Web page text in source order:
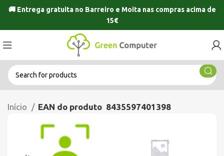
🚚 Entrega gratuita no Barreiro e Moitanas compras acima de
15€
Início EAN do produto 8435597401398